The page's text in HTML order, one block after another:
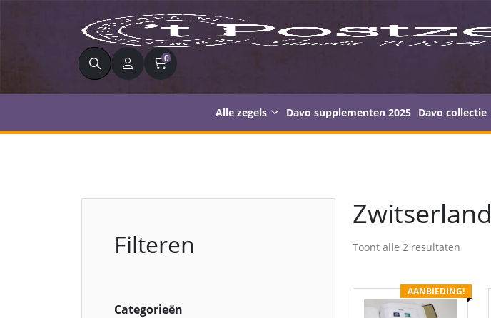
Zoeken 0
Alle zegels Davo supplementen 2025 Davo collectie
Filteren
Categorieën
Zwitserland
Toont alle 2 resultaten
AANBIEDING!